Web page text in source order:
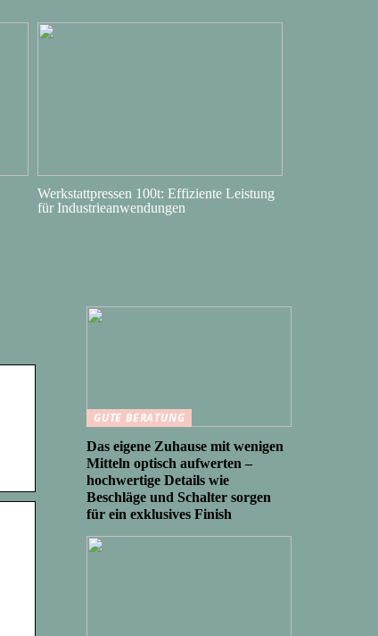
Werkstattpressen 100t: Effiziente Leistung
für Industrieanwendungen
GUTE BERATUNG
Das eigene Zuhause mit wenigen
Mitteln optisch aufwerten –
hochwertige Details wie
Beschläge und Schalter sorgen
für ein exklusives Finish